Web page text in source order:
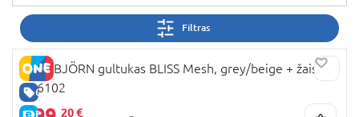
Filtras
GERA KAINA
E-KAINA
BABYBJÖRN gultukas BLISS Mesh, grey/beige + žaislas,
606102
20 €